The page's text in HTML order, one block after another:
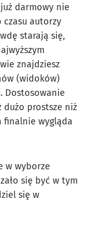
darmowy nie
czasu autorzy
starają się,
znajdziesz
(widoków)
Dostosowanie
prostsze niż
finalnie wygląda
w wyborze
się być w tym
się w